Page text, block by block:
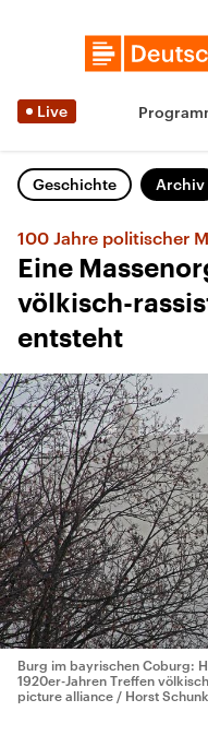
Live
Geschichte Archiv
100 Jahre politischer
Eine
völkisch-
entsteht
Burg im bayrischen Coburg:
1920er-Jahren Treffen
picture alliance / Horst Schunk